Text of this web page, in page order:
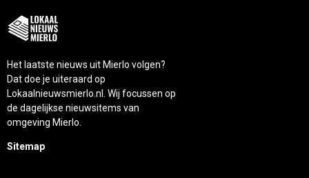
Het laatste nieuws uit Mierlo volgen?
Dat doe je uiteraard op
Lokaalnieuwsmierlo.nl. Wij focussen op
de dagelijkse nieuwsitems van
omgeving Mierlo.
Sitemap